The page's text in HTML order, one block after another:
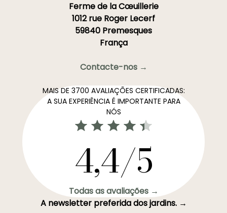
Ferme de la Cœuillerie
1012 rue Roger Lecerf
59840 Premesques
França
Contacte-nos →
MAIS DE 3700 AVALIAÇÕES CERTIFICADAS:
A SUA EXPERIÊNCIA É IMPORTANTE PARA
NÓS
4,4/5
Todas as avaliações →
A newsletter preferida dos jardins. →